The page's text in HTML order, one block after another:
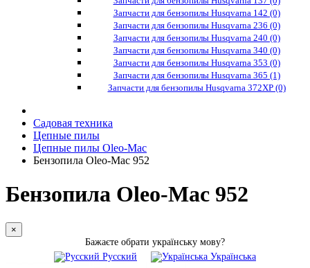
Запчасти для бензопилы Husqvarna 142 (0)
Запчасти для бензопилы Husqvarna 236 (0)
Запчасти для бензопилы Husqvarna 240 (0)
Запчасти для бензопилы Husqvarna 340 (0)
Запчасти для бензопилы Husqvarna 353 (0)
Запчасти для бензопилы Husqvarna 365 (1)
Запчасти для бензопилы Husqvarna 372XP (0)
Садовая техника
Цепные пилы
Цепные пилы Oleo-Mac
Бензопила Oleo-Mac 952
Бензопила Oleo-Mac 952
×
Бажаєте обрати українську мову?
Русский
Українська